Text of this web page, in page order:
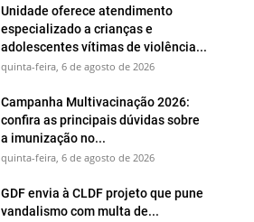
Unidade oferece atendimento
especializado a crianças e
adolescentes vítimas de violência...
quinta-feira, 6 de agosto de 2026
Campanha Multivacinação 2026:
confira as principais dúvidas sobre
a imunização no...
quinta-feira, 6 de agosto de 2026
GDF envia à CLDF projeto que pune
vandalismo com multa de...